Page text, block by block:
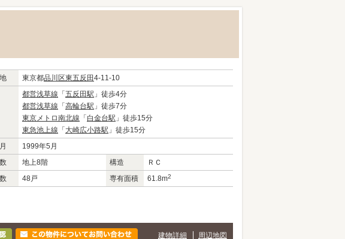
東京都品川区東五反田4-11-10
都営浅草線 「 五反田駅 」徒歩4分
都営浅草線 「 高輪台駅 」徒歩7分
東京メトロ南北線 「 白金台駅 」徒歩15分
東急池上線 「 大崎広小路駅 」徒歩15分
1999年5月
地上8階 構造
ＲＣ
48戸 専有面積 61.8m2
建物詳細 周辺地図